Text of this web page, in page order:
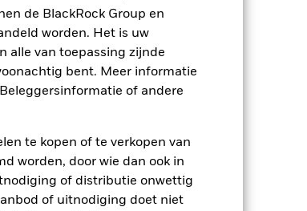
de BlackRock Group en
worden. Het is uw
alle van toepassing zijnde
bent. Meer informatie
of andere
te kopen of te verkopen van
worden, door wie dan ook in
of distributie onwettig
of uitnodiging doet niet
2025
2024 2025